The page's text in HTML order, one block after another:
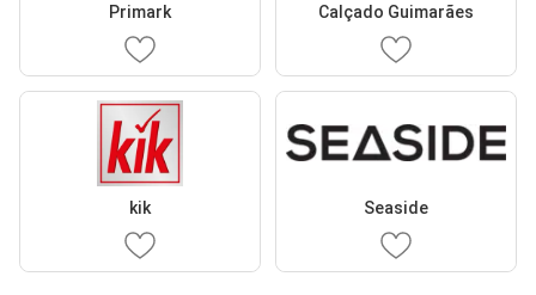
Primark Calçado Guimarães
kik Seaside